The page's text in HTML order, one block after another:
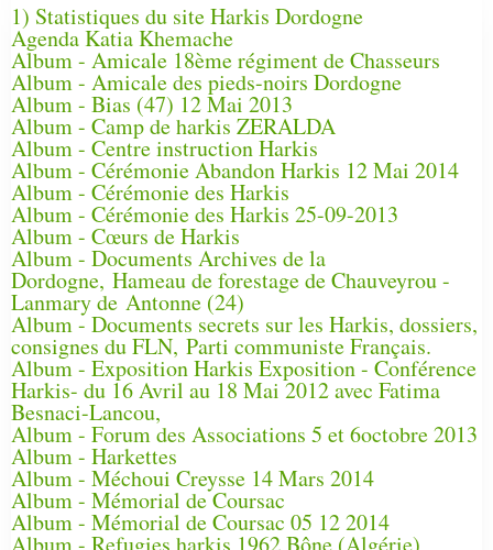
1) Statistiques du site Harkis Dordogne
Agenda Katia Khemache
Album - Amicale 18ème régiment de Chasseurs
Album - Amicale des pieds-noirs Dordogne
Album - Bias (47) 12 Mai 2013
Album - Camp de harkis ZERALDA
Album - Centre instruction Harkis
Album - Cérémonie Abandon Harkis 12 Mai 2014
Album - Cérémonie des Harkis
Album - Cérémonie des Harkis 25-09-2013
Album - Cœurs de Harkis
Album - Documents Archives de la
Dordogne, Hameau de forestage de Chauveyrou -
Lanmary de Antonne (24)
Album - Documents secrets sur les Harkis, dossiers,
consignes du FLN, Parti communiste Français.
Album - Exposition Harkis Exposition - Conférence
Harkis- du 16 Avril au 18 Mai 2012 avec Fatima
Besnaci-Lancou,
Album - Forum des Associations 5 et 6octobre 2013
Album - Harkettes
Album - Méchoui Creysse 14 Mars 2014
Album - Mémorial de Coursac
Album - Mémorial de Coursac 05 12 2014